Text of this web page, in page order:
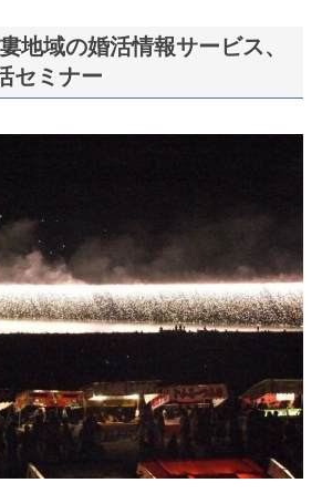
地域の婚活情報サービス、
セミナー